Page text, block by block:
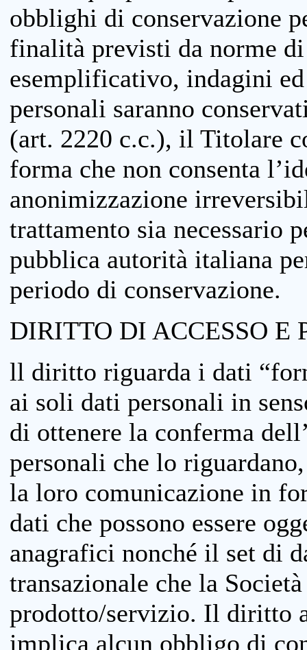
obblighi di conservazione
finalità previsti da norme
esemplificativo, indagini
personali saranno
(art. 2220 c.c.), il Titolare
forma che non consenta
anonimizzazione
trattamento sia necessario
pubblica autorità italiana
periodo di conservazione.
DIRITTO DI ACCESSO
ll diritto riguarda i dati
ai soli dati personali in
di ottenere la conferma
personali che lo
la loro comunicazione in
dati che possono essere
anagrafici nonché il set di
transazionale che la
prodotto/servizio. Il diritto
implica alcun obbligo di